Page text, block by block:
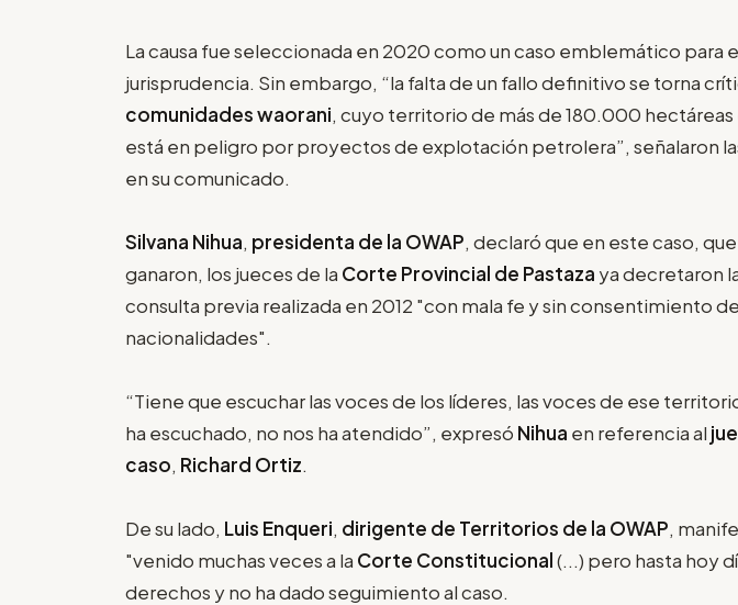
La causa fue seleccionada en 2020 como un caso emblemático para
jurisprudencia. Sin embargo, “la falta de un fallo definitivo se torna
comunidades waorani, cuyo territorio de más de 180.000 hectáreas
está en peligro por proyectos de explotación petrolera”, señalaron
en su comunicado.
Silvana Nihua, presidenta de la OWAP, declaró que en este caso,
ganaron, los jueces de la Corte Provincial de Pastaza ya decretaron
consulta previa realizada en 2012 "con mala fe y sin consentimiento
nacionalidades".
“Tiene que escuchar las voces de los líderes, las voces de ese
ha escuchado, no nos ha atendido”, expresó Nihua en referencia al
caso, Richard Ortiz.
De su lado, Luis Enqueri, dirigente de Territorios de la OWAP,
"venido muchas veces a la Corte Constitucional(...) pero hasta hoy
derechos y no ha dado seguimiento al caso.